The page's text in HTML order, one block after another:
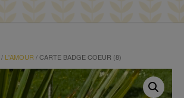
/ L'AMOUR / CARTE BADGE COEUR (8)